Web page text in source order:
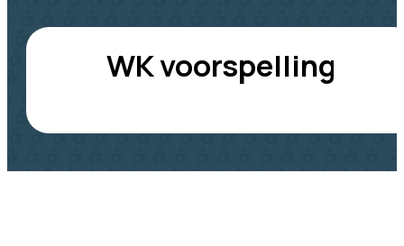
WK voorspelling